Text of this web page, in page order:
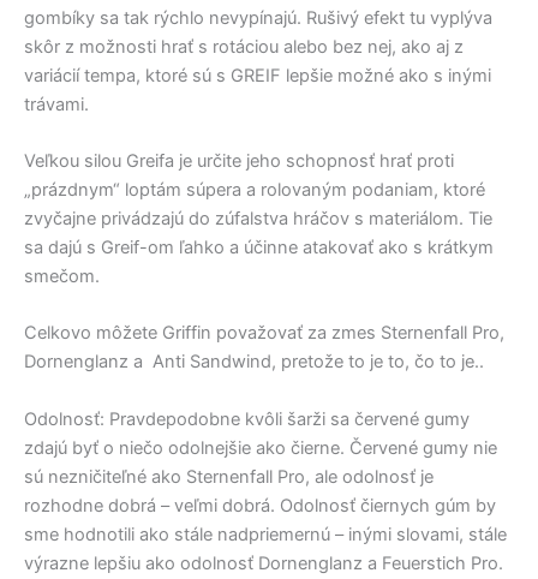
gombíky sa tak rýchlo nevypínajú. Rušivý efekt tu vyplýva
skôr z možnosti hrať s rotáciou alebo bez nej, ako aj z
variácií tempa, ktoré sú s GREIF lepšie možné ako s inými
trávami.
Veľkou silou Greifa je určite jeho schopnosť hrať proti
„prázdnym“ loptám súpera a rolovaným podaniam, ktoré
zvyčajne privádzajú do zúfalstva hráčov s materiálom. Tie
sa dajú s Greif-om ľahko a účinne atakovať ako s krátkym
smečom.
Celkovo môžete Griffin považovať za zmes Sternenfall Pro,
Dornenglanz a Anti Sandwind, pretože to je to, čo to je..
Odolnosť: Pravdepodobne kvôli šarži sa červené gumy
zdajú byť o niečo odolnejšie ako čierne. Červené gumy nie
sú nezničiteľné ako Sternenfall Pro, ale odolnosť je
rozhodne dobrá – veľmi dobrá. Odolnosť čiernych gúm by
sme hodnotili ako stále nadpriemernú – inými slovami, stále
výrazne lepšiu ako odolnosť Dornenglanz a Feuerstich Pro.